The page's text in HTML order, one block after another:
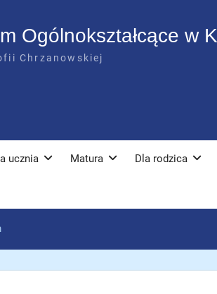
Ogólnokształcące w
Chrzanowskiej
ucznia Matura Dla rodzica